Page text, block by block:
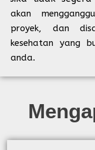
akan
proyek, dan
kesehatan yang
anda.